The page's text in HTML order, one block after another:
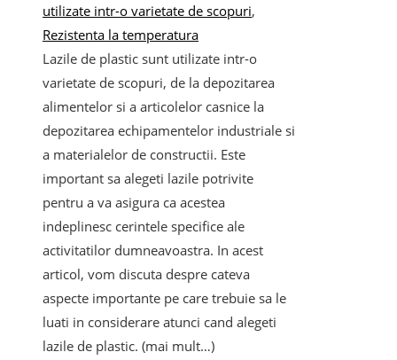
utilizate intr-o varietate de scopuri,
Rezistenta la temperatura
Lazile de plastic sunt utilizate intr-o
varietate de scopuri, de la depozitarea
alimentelor si a articolelor casnice la
depozitarea echipamentelor industriale si
a materialelor de constructii. Este
important sa alegeti lazile potrivite
pentru a va asigura ca acestea
indeplinesc cerintele specifice ale
activitatilor dumneavoastra. In acest
articol, vom discuta despre cateva
aspecte importante pe care trebuie sa le
luati in considerare atunci cand alegeti
lazile de plastic. (mai mult…)